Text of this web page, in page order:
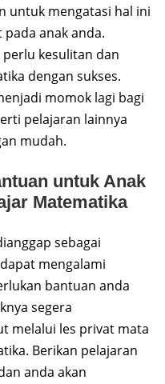
untuk mengatasi hal ini
anak anda.
kesulitan dan
dengan sukses.
momok lagi bagi
pelajaran lainnya
mudah.
untuk Anak
Matematika
sebagai
mengalami
bantuan anda
segera
melalui les privat mata
Berikan pelajaran
anda akan